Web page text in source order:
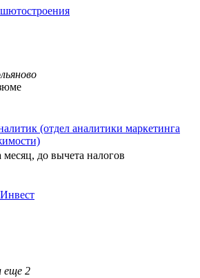
(отдел аналитики маркетинга
месяц, до вычета налогов
еще 2